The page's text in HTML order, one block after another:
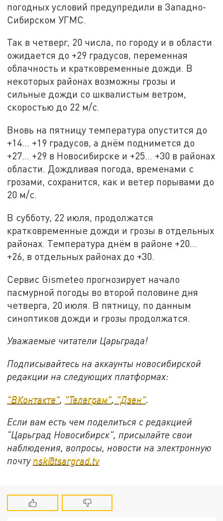
погодных условий предупредили в Западно-
Сибирском УГМС.
Так в четверг, 20 числа, по городу и в области
ожидается до +29 градусов, переменная
облачность и кратковременные дожди. В
некоторых районах возможны грозы и
сильные дожди со шквалистым ветром,
скоростью до 22 м/с.
Вновь на пятницу температура опустится до
+14… +19 градусов, а днём поднимется до
+27… +29 в Новосибирске и +25… +30 в районах
области. Дождливая погода, временами с
грозами, сохранится, как и ветер порывами до
20 м/с.
В субботу, 22 июля, продолжатся
кратковременные дожди и грозы в отдельных
районах. Температура днём в районе +20…
+26, в отдельных районах до +30.
Сервис Gismeteo прогнозирует начало
пасмурной погоды во второй половине дня
четверга, 20 июля. В пятницу, по данным
синоптиков дожди и грозы продолжатся.
Уважаемые читатели Царьграда!
Подписывайтесь на аккаунты новосибирской
редакции на следующих платформах:
"ВКонтакте" "Телеграм" "Дзен"
Если вам есть чем поделиться с редакцией
"Царьград Новосибирск", присылайте свои
наблюдения, вопросы, новости на электронную
почту nsk@tsargrad.tv